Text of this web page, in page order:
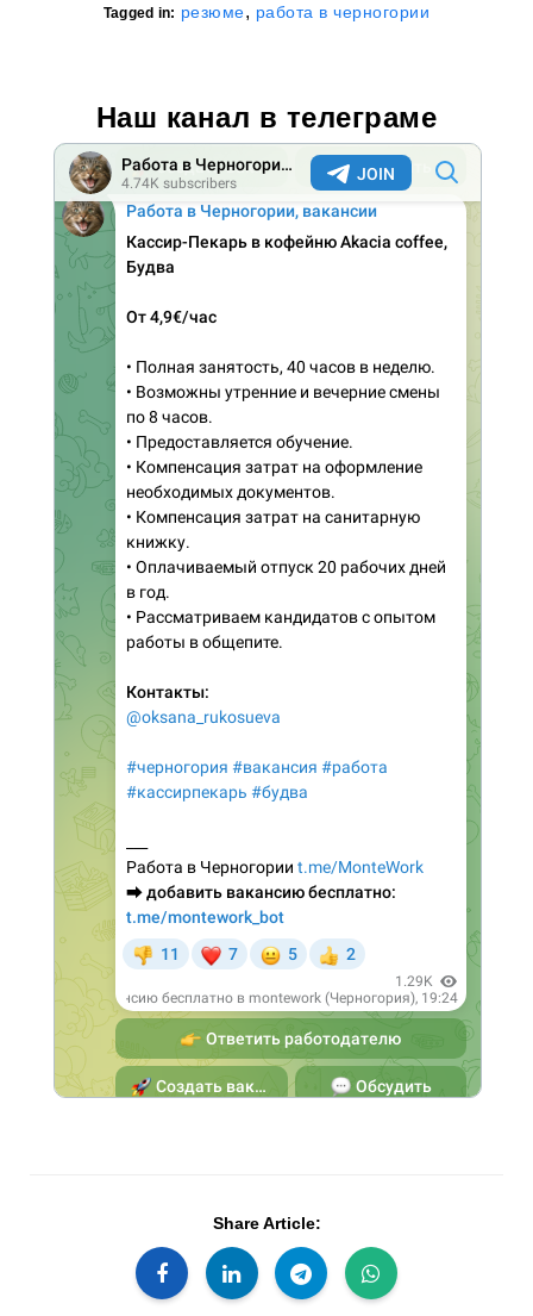
Tagged in: резюме, работа в черногории
Наш канал в телеграме
Share Article: